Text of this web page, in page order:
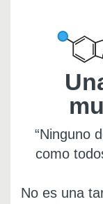
“Ninguno
como
No es una